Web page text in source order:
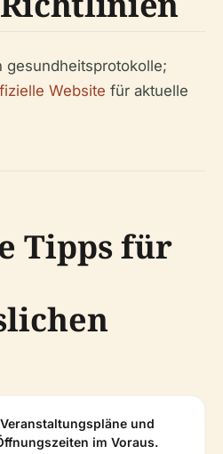
Website für aktuelle
Tipps für
und
im Voraus.